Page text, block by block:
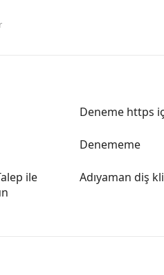
Deneme https
Denememe
ile
Adıyaman diş